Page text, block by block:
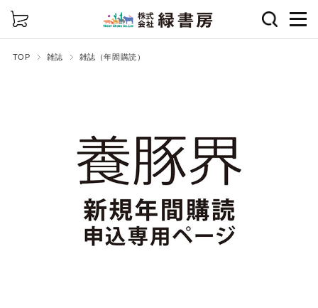
TOP 雑誌 雑誌（年間購読）